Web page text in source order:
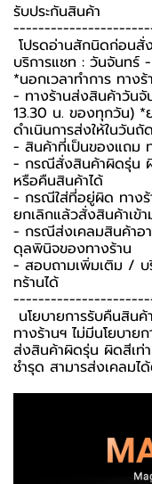
รับประกันสินค้า ️
โปรดอ่านสักนิดก่อนสั่
บริการแชท : วันจันทร์
*นอกเวลาทำการ ทาง
- ทางร้านส่งสินค้าวันจั
13.30 น. ของทุกวัน) *
ดำเนินการส่งให้ในวัน
- สินค้าที่เป็นของแถม
- กรณีสั่งสินค้าผิดรุ่น
หรือคืนสินค้าได้
- กรณีใส่ที่อยู่ผิด ทางร้
ยกเลิกแล้วสั่งสินค้าเข้า
- กรณีส่งเคลมสินค้าอา
ดุลพินิจของทางร้าน
- สอบถามเพิ่มเติม / บ
ทร้านได้
️ นโยบายการรับคืนสินค้า ️
ทางร้านฯ ไม่มีนโยบา
ส่งสินค้าผิดรุ่น ผิดสีเท่
ชำรุด สามารส่งเคลมไ